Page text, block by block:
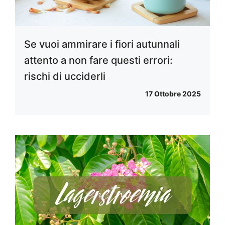
Se vuoi ammirare i fiori autunnali
attento a non fare questi errori:
rischi di ucciderli
17 Ottobre 2025